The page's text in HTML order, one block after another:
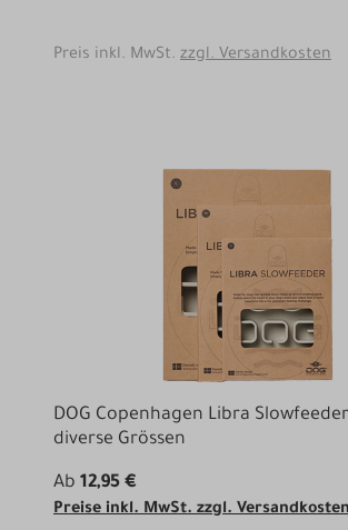
Preis inkl. MwSt. zzgl. Versandkosten
DOG Copenhagen Libra
diverse Grössen
Ab 12,95 €
Preise inkl. MwSt. zzgl.